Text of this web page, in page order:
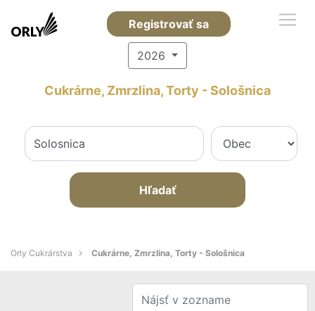
Registrovať sa
2026
Cukrárne, Zmrzlina, Torty - Sološnica
Hľadať
Orly Cukrárstva Cukrárne, Zmrzlina, Torty - Sološnica